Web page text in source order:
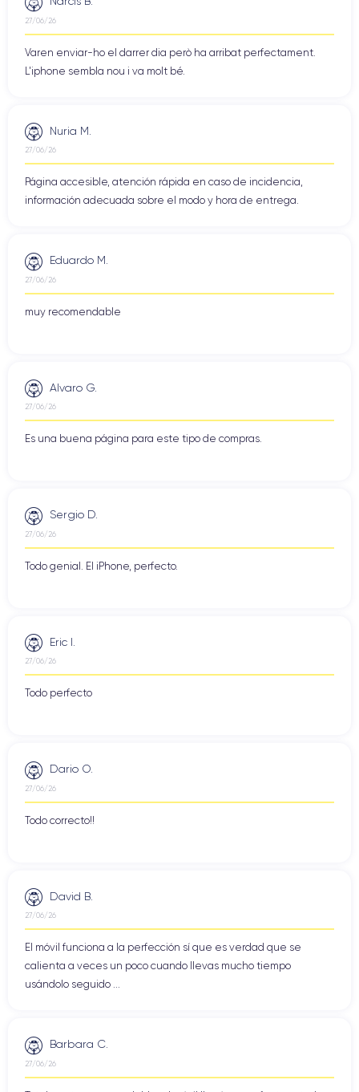
27/06/26
Varen enviar-ho el darrer dia però ha arribat perfectament.
L'iphone sembla nou i va molt bé.
Nuria M.
27/06/26
Página accesible, atención rápida en caso de incidencia,
información adecuada sobre el modo y hora de entrega.
Eduardo M.
27/06/26
muy recomendable
Alvaro G.
27/06/26
Es una buena página para este tipo de compras.
Sergio D.
27/06/26
Todo genial. El iPhone, perfecto.
Eric I.
27/06/26
Todo perfecto
Dario O.
27/06/26
Todo correcto!!
David B.
27/06/26
El móvil funciona a la perfección sí que es verdad que se
calienta a veces un poco cuando llevas mucho tiempo
usándolo seguido ...
Barbara C.
27/06/26